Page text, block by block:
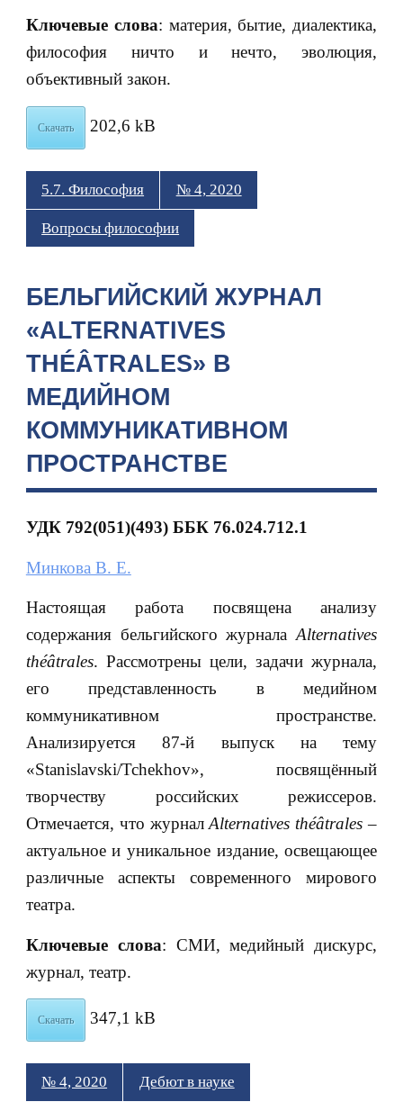
Ключевые слова: материя, бытие, диалектика,
философия ничто и нечто, эволюция,
объективный закон.
Скачать 202,6 kB
5.7. Философия № 4, 2020
Вопросы философии
БЕЛЬГИЙСКИЙ ЖУРНАЛ
«ALTERNATIVES
THÉÂTRALES» В
МЕДИЙНОМ
КОММУНИКАТИВНОМ
ПРОСТРАНСТВЕ
УДК 792(051)(493) ББК 76.024.712.1
Минкова В. Е.
Настоящая работа посвящена анализу
содержания бельгийского журналаAlternatives
théâtrales. Рассмотрены цели, задачи журнала,
его представленность в медийном
коммуникативном пространстве.
Анализируется 87-й выпуск на тему
«Stanislavski/Tchekhov», посвящённый
творчеству российских режиссеров.
Отмечается, что журналAlternatives théâtrales –
актуальное и уникальное издание, освещающее
различные аспекты современного мирового
театра.
Ключевые слова: СМИ, медийный дискурс,
журнал, театр.
Скачать 347,1 kB
№ 4, 2020 Дебют в науке